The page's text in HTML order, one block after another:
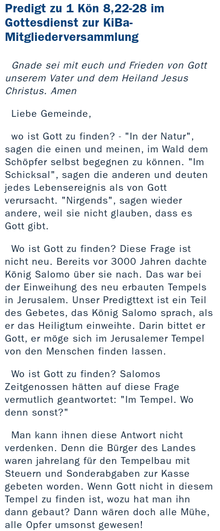
Predigt zu 1 Kön 8,22-28 im
Gottesdienst zur KiBa-
Mitgliederversammlung
Gnade sei mit euch und Frieden von Gott
unserem Vater und dem Heiland Jesus
Christus. Amen
Liebe Gemeinde,
wo ist Gott zu finden? - "In der Natur",
sagen die einen und meinen, im Wald dem
Schöpfer selbst begegnen zu können. "Im
Schicksal", sagen die anderen und deuten
jedes Lebensereignis als von Gott
verursacht. "Nirgends", sagen wieder
andere, weil sie nicht glauben, dass es
Gott gibt.
Wo ist Gott zu finden? Diese Frage ist
nicht neu. Bereits vor 3000 Jahren dachte
König Salomo über sie nach. Das war bei
der Einweihung des neu erbauten Tempels
in Jerusalem. Unser Predigttext ist ein Teil
des Gebetes, das König Salomo sprach, als
er das Heiligtum einweihte. Darin bittet er
Gott, er möge sich im Jerusalemer Tempel
von den Menschen finden lassen.
Wo ist Gott zu finden? Salomos
Zeitgenossen hätten auf diese Frage
vermutlich geantwortet: "Im Tempel. Wo
denn sonst?"
Man kann ihnen diese Antwort nicht
verdenken. Denn die Bürger des Landes
waren jahrelang für den Tempelbau mit
Steuern und Sonderabgaben zur Kasse
gebeten worden. Wenn Gott nicht in diesem
Tempel zu finden ist, wozu hat man ihn
dann gebaut? Dann wären doch alle Mühe,
alle Opfer umsonst gewesen!